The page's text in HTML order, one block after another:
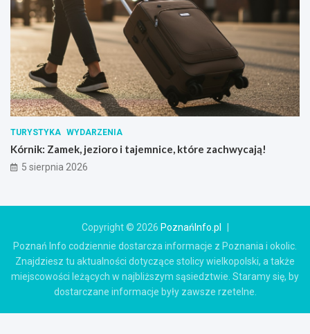
TURYSTYKA WYDARZENIA
Kórnik: Zamek, jezioro i tajemnice, które zachwycają!
5 sierpnia 2026
Copyright © 2026 PoznańInfo.pl
Poznań Info codziennie dostarcza informacje z Poznania i okolic.
Znajdziesz tu aktualności dotyczące stolicy wielkopolski, a także
miejscowości leżących w najbliższym sąsiedztwie. Staramy się, by
dostarczane informacje były zawsze rzetelne.